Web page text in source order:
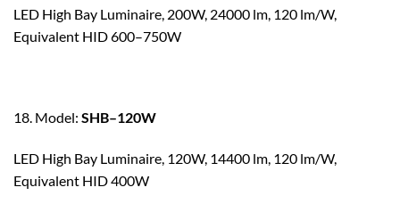
LED High Bay Luminaire, 200W, 24000 lm, 120 lm/W,
Equivalent HID 600–750W
18. Model: SHB–120W
LED High Bay Luminaire, 120W, 14400 lm, 120 lm/W,
Equivalent HID 400W